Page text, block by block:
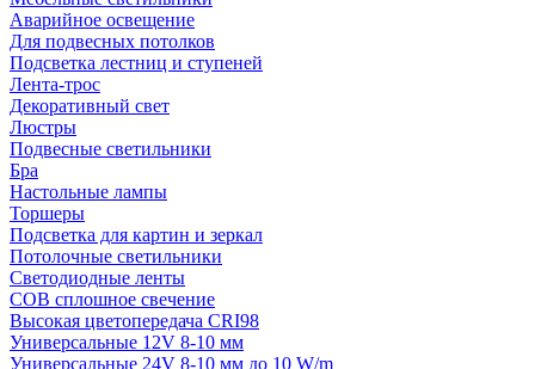
Аварийное освещение
Для подвесных потолков
Подсветка лестниц и ступеней
Лента-трос
Декоративный свет
Люстры
Подвесные светильники
Бра
Настольные лампы
Торшеры
Подсветка для картин и зеркал
Потолочные светильники
Светодиодные ленты
COB сплошное свечение
Высокая цветопередача CRI98
Универсальные 12V 8-10 мм
Универсальные 24V 8-10 мм до 10 W/m